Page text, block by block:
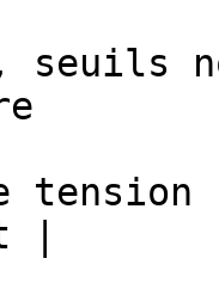
seuils
|